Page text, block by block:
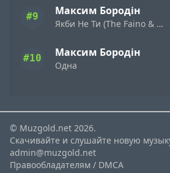
#9 Максим Бородін
Якби Не Ти (The Faino & Aladdin Remix)
#10 Максим Бородін
Одна
© Muzgold.net 2026.
Скачивайте и слушайте новую
admin@muzgold.net
Правообладателям / DMCA